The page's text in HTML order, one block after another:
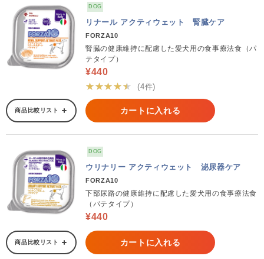
DOG
リナール アクティウェット 腎臓ケア
FORZA10
腎臓の健康維持に配慮した愛犬用の食事療法食（パ
テタイプ）
¥440
★★★★★
(4件)
商品比較リスト カートに入れる
DOG
ウリナリー アクティウェット 泌尿器ケア
FORZA10
下部尿路の健康維持に配慮した愛犬用の食事療法食
（パテタイプ）
¥440
商品比較リスト カートに入れる